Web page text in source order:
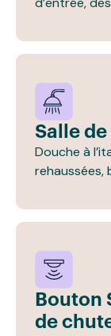
Salle
Douche à
rehaussées,
Bouton
de